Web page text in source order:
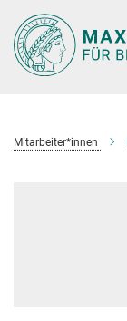
Hauptinhalt
Mitarbeiter*innen